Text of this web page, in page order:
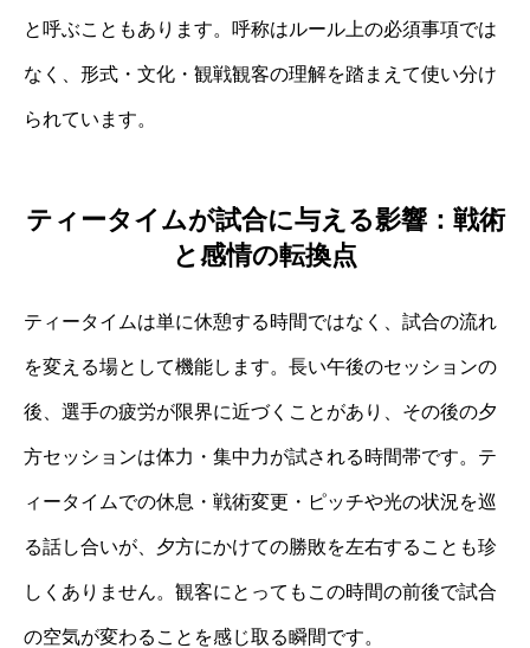
と呼ぶこともあります。呼称はルール上の必須事項では
なく、形式・文化・観戦観客の理解を踏まえて使い分け
られています。
ティータイムが試合に与える影響：戦術
と感情の転換点
ティータイムは単に休憩する時間ではなく、試合の流れ
を変える場として機能します。長い午後のセッションの
後、選手の疲労が限界に近づくことがあり、その後の夕
方セッションは体力・集中力が試される時間帯です。テ
ィータイムでの休息・戦術変更・ピッチや光の状況を巡
る話し合いが、夕方にかけての勝敗を左右することも珍
しくありません。観客にとってもこの時間の前後で試合
の空気が変わることを感じ取る瞬間です。